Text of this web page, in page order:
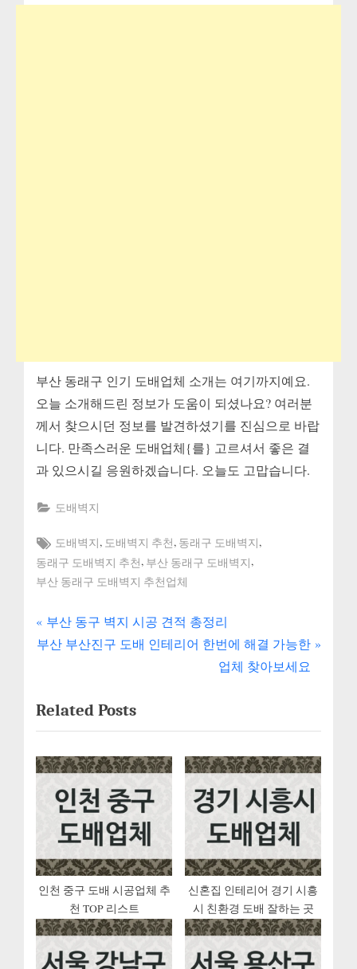
부산 동래구 인기 도배업체 소개는 여기까지예요.
오늘 소개해드린 정보가 도움이 되셨나요? 여러분
께서 찾으시던 정보를 발견하셨기를 진심으로 바랍
니다. 만족스러운 도배업체{를} 고르셔서 좋은 결
과 있으시길 응원하겠습니다. 오늘도 고맙습니다.
도배벽지
Tags:
도배벽지, 도배벽지 추천, 동래구 도배벽지,
동래구 도배벽지 추천, 부산 동래구 도배벽지,
부산 동래구 도배벽지 추천업체
글
내
게
이
션
P
r
i
o
u
s
t
:
부산 동구 벽지 시공 견적 총정리
N
t
P
o
s
부산 부산진구 도배 인테리어 한번에 해결 가능한
업체 찾아보세요
Related Posts
인천 중구 도배 시공업체 추
천 TOP 리스트
신혼집 인테리어 경기 시흥
시 친환경 도배 잘하는 곳